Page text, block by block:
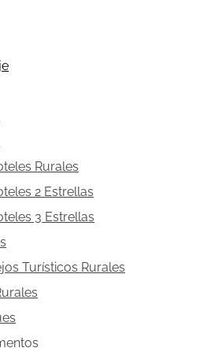
Rurales
2 Estrellas
3 Estrellas
Turísticos Rurales